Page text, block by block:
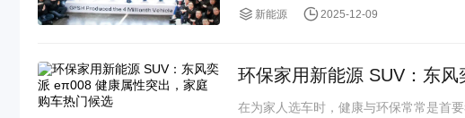
新能源 2025-12-09
环保家用新能源 SUV：东
在为家人选车时，健康与环保常常是首